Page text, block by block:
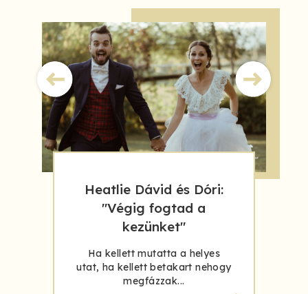
Heatlie Dávid és Dóri:
"Végig fogtad a
kezünket"
Ha kellett mutatta a helyes
utat, ha kellett betakart nehogy
megfázzak...